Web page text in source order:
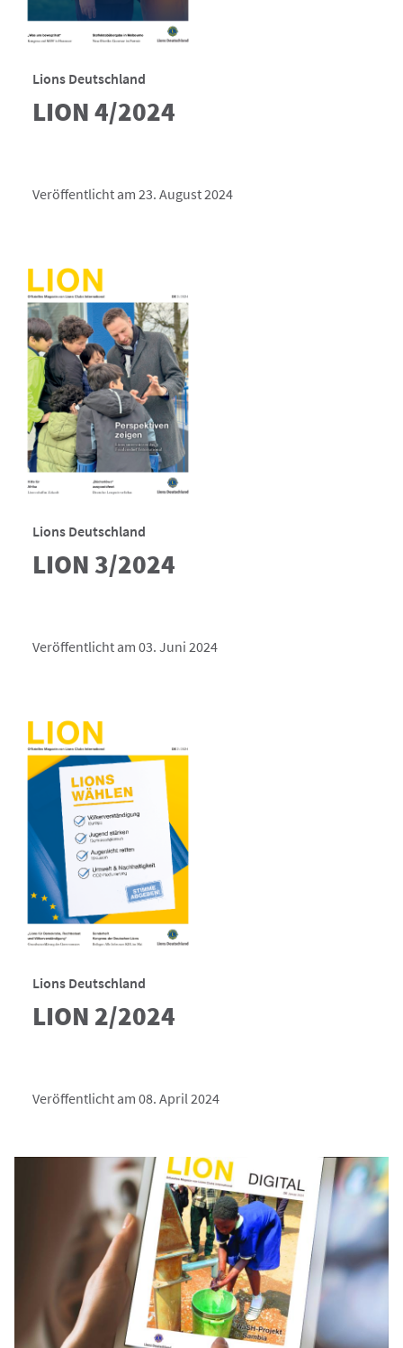
Lions Deutschland
LION 4/2024
Veröffentlicht am 23. August 2024
Lions Deutschland
LION 3/2024
Veröffentlicht am 03. Juni 2024
Lions Deutschland
LION 2/2024
Veröffentlicht am 08. April 2024